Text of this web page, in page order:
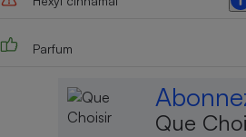
Parfum
Que